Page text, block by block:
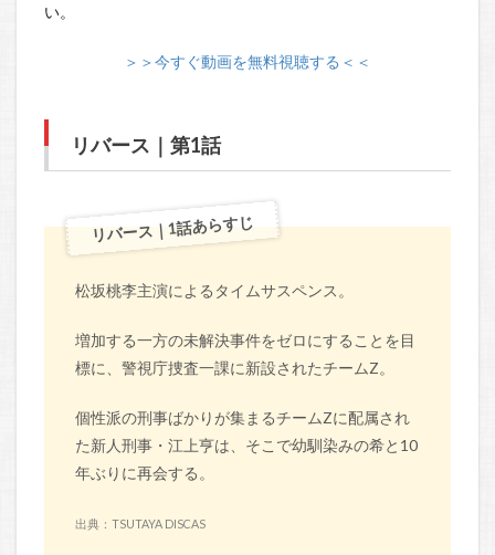
い。
＞＞今すぐ動画を無料視聴する＜＜
リバース｜第1話
リバース｜1話あらすじ
松坂桃李主演によるタイムサスペンス。
増加する一方の未解決事件をゼロにすることを目
標に、警視庁捜査一課に新設されたチームZ。
個性派の刑事ばかりが集まるチームZに配属され
た新人刑事・江上亨は、そこで幼馴染みの希と10
年ぶりに再会する。
出典：TSUTAYA DISCAS